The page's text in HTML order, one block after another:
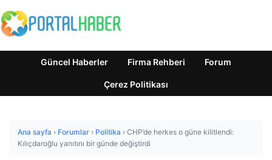
Güncel Haberler Firma Rehberi Forum
Çerez Politikası
Ana sayfa › Forumlar › Politika › CHP’de herkes o güne kilitlendi:
Kılıçdaroğlu yanıtını bir günde değiştirdi